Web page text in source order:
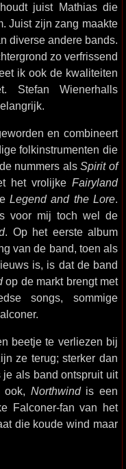
juist Mathias die
Juist zijn zang maakte
diverse andere bands.
zo verfrissend
ik ook de kwaliteiten
Stefan Wienerhalls
en combineert
folkinstrumenten die
nummers alsSpirit of
het vrolijkeFairyland
Legend and the Lore.
voor mij toch wel de
. Op het eerste album
van de band, toen als
is, is dat de band
op de markt brengt met
songs, sommige
beetje te verliezen bij
ze terug; sterker dan
als band ontspruit uit
ook, Northwindis een
Falconer-fan van het
die koude wind maar